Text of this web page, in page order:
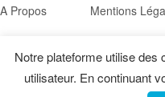
A Propos Mentions
Notre plateforme utilise des
utilisateur. En continuant